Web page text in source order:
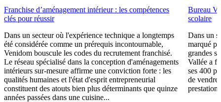
Franchise d’aménagement intérieur : les compétences
clés pour réussir
Dans un secteur où l'expérience technique a longtemps
été considérée comme un prérequis incontournable,
Venidom bouscule les codes du recrutement franchisé.
Le réseau spécialisé dans la conception d'aménagements
intérieurs sur-mesure affirme une conviction forte : les
qualités humaines et l'état d'esprit entrepreneurial
constituent des atouts bien plus déterminants que quinze
années passées dans une cuisine...
Bureau
scolaire
Dans un
marqué
grandes
Vallée a
ses 400
de vendre